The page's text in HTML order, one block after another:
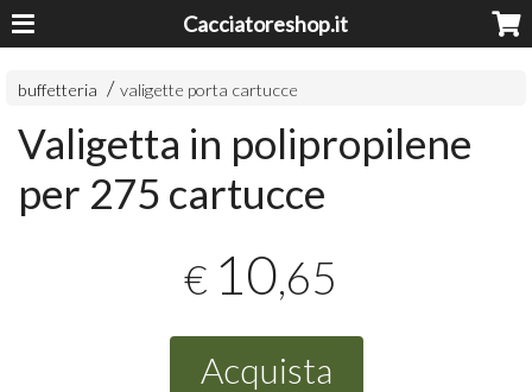
Cacciatoreshop.it
buffetteria valigette porta cartucce
Valigetta in polipropilene
per 275 cartucce
€ 10,65
Acquista